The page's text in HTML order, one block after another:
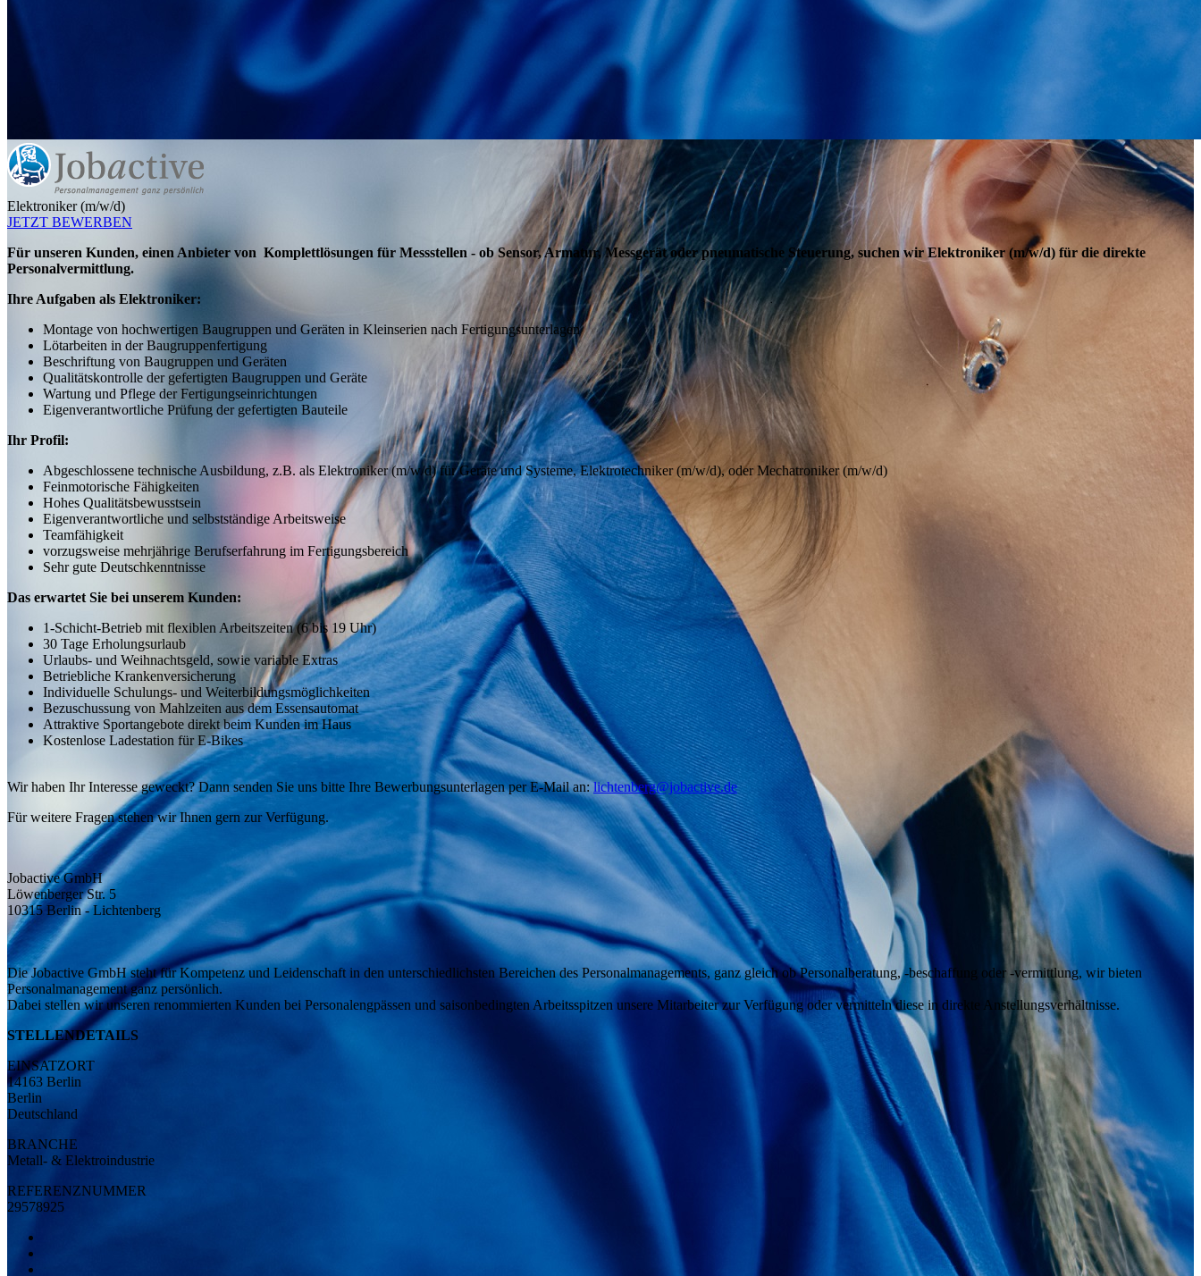
Elektroniker (m/w/d)
JETZT BEWERBEN
Für unseren Kunden, einen Anbieter von Komplettlösungen für Messstellen - ob Sensor, Armatur, Messgerät oder pneumatische Steuerung, suchen wir Elektroniker (m/w/d) für die direkte
Personalvermittlung.
Ihre Aufgaben als Elektroniker:
Montage von hochwertigen Baugruppen und Geräten in Kleinserien nach Fertigungsunterlagen
Lötarbeiten in der Baugruppenfertigung
Beschriftung von Baugruppen und Geräten
Qualitätskontrolle der gefertigten Baugruppen und Geräte
Wartung und Pflege der Fertigungseinrichtungen
Eigenverantwortliche Prüfung der gefertigten Bauteile
Ihr Profil:
Abgeschlossene technische Ausbildung, z.B. als Elektroniker (m/w/d) für Geräte und Systeme, Elektrotechniker (m/w/d), oder Mechatroniker (m/w/d)
Feinmotorische Fähigkeiten
Hohes Qualitätsbewusstsein
Eigenverantwortliche und selbstständige Arbeitsweise
Teamfähigkeit
vorzugsweise mehrjährige Berufserfahrung im Fertigungsbereich
Sehr gute Deutschkenntnisse
Das erwartet Sie bei unserem Kunden:
1-Schicht-Betrieb mit flexiblen Arbeitszeiten (6 bis 19 Uhr)
30 Tage Erholungsurlaub
Urlaubs- und Weihnachtsgeld, sowie variable Extras
Betriebliche Krankenversicherung
Individuelle Schulungs- und Weiterbildungsmöglichkeiten
Bezuschussung von Mahlzeiten aus dem Essensautomat
Attraktive Sportangebote direkt beim Kunden im Haus
Kostenlose Ladestation für E-Bikes
Wir haben Ihr Interesse geweckt? Dann senden Sie uns bitte Ihre Bewerbungsunterlagen per E-Mail an:lichtenberg@jobactive.de
Für weitere Fragen stehen wir Ihnen gern zur Verfügung.
Jobactive GmbH
Löwenberger Str. 5
10315 Berlin - Lichtenberg
Die Jobactive GmbH steht für Kompetenz und Leidenschaft in den unterschiedlichsten Bereichen des Personalmanagements, ganz gleich ob Personalberatung, -beschaffung oder -vermittlung, wir bieten
Personalmanagement ganz persönlich.
Dabei stellen wir unseren renommierten Kunden bei Personalengpässen und saisonbedingten Arbeitsspitzen unsere Mitarbeiter zur Verfügung oder vermitteln diese in direkte Anstellungsverhältnisse.
STELLENDETAILS
EINSATZORT
14163 Berlin
Berlin
Deutschland
BRANCHE
Metall- & Elektroindustrie
REFERENZNUMMER
29578925